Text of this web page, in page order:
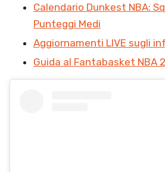
Calendario Dunkest NBA:
Punteggi Medi
Aggiornamenti LIVE sugli
Guida al Fantabasket NBA